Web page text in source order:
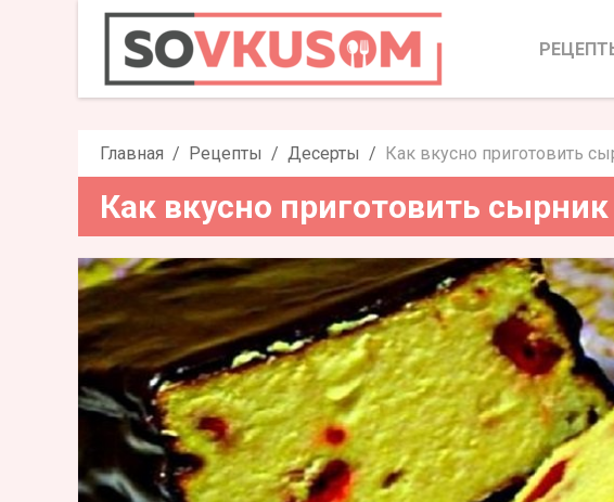
Как вкусно приготовить
Главная Рецепты Десерты Как вкусно приготовить
Как вкусно приготовить сырник